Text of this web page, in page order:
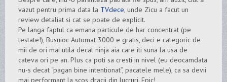
vazut pentru prima data la TVdece, unde Zicu a facut un
review detaliat si cat se poate de explicit.
Pe langa faptul ca emana particule de har concentrat (pe
testate!), Busuioc Automat 3000 e gratis, deci e categoric de
mii de ori mai utila decat ninja aia care iti suna la usa de
cateva ori pe an. Plus ca poti sa cresti in nivel (eu deocamdata
nu-s decat “pagan bine intentionat”, pacatele mele), ca sa devii
mai performant la scos dracii din lucruri. Epic!